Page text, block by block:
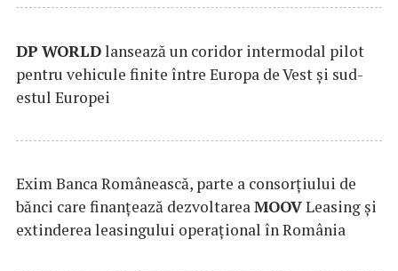
DP WORLDlansează un coridor intermodal pilot
pentru vehicule finite între Europa de Vest și sud-
estul Europei
Exim Banca Românească, parte a consorțiului de
bănci care finanțează dezvoltareaMOOVLeasing și
extinderea leasingului operațional în România